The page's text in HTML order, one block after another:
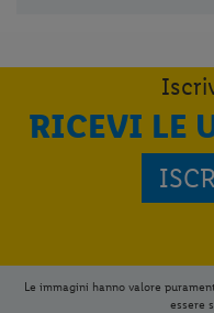
RICEVI LE
Le immagini hanno valore
essere